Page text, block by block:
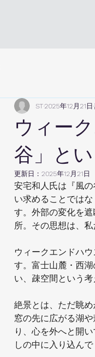
ウィー
谷」と
ST2025年12月21日
更新日： 2025年12月21日
安宅和人氏は『風
い求めることでは
す。外部の変化を
所。その思想は、
ウィークエンドハ
す。富士山麓・西
い、疎空間という
絶景とは、ただ眺
窓の先に広がる湖
り、心を外へと開
しの中に入り込ん